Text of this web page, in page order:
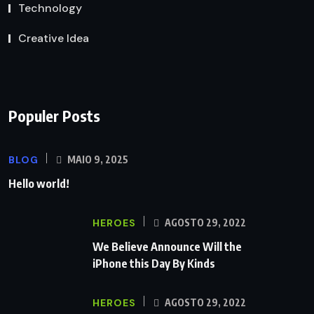
Technology
Creative Idea
Populer Posts
BLOG MAIO 9, 2025
Hello world!
HEROES AGOSTO 29, 2022
We Believe Announce Will the
iPhone this Day By Kinds
HEROES AGOSTO 29, 2022